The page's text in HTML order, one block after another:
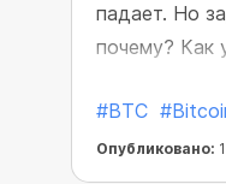
падает. Но
почему? Как
#BTC
Опубликовано: